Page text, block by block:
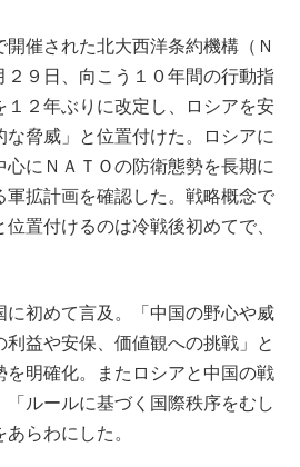
催された北大西洋条約機構（Ｎ
２９日、向こう１０年間の行動指
１２年ぶりに改定し、ロシアを安
脅威」と位置付けた。ロシアに
にＮＡＴＯの防衛態勢を長期に
軍拡計画を確認した。戦略概念で
置付けるのは冷戦後初めてで、
に初めて言及。「中国の野心や威
益や安保、価値観への挑戦」と
を明確化。またロシアと中国の戦
ルールに基づく国際秩序をむし
らわにした。